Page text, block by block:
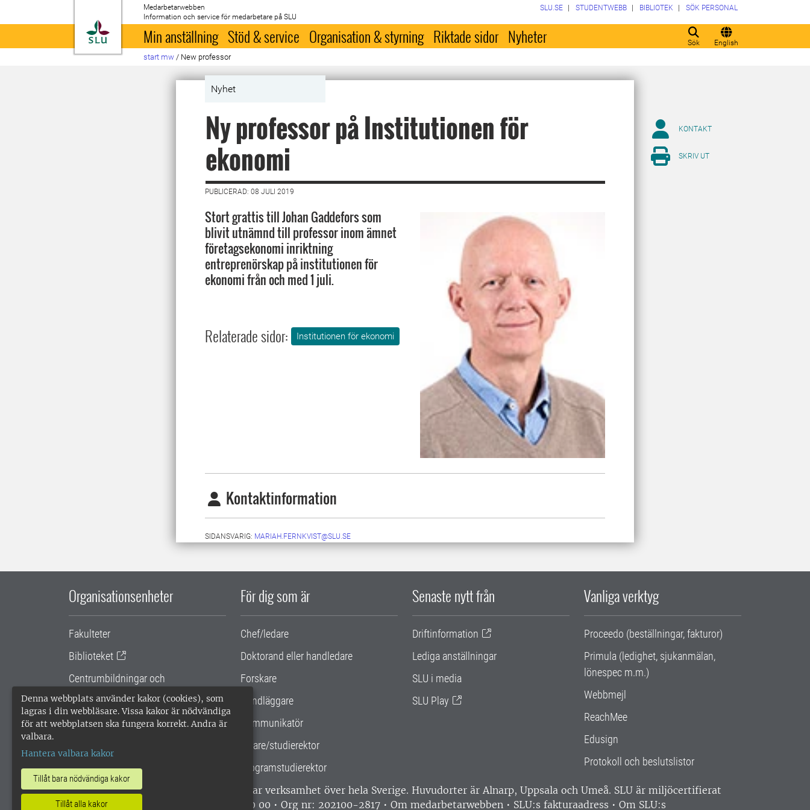
Denna webbplats använder kakor (cookies), som
lagras i din webbläsare. Vissa kakor är nödvändiga
för att webbplatsen ska fungera korrekt. Andra är
valbara.
Hantera valbara kakor
Tillåt bara nödvändiga kakor
Tillåt alla kakor
Till startsida
Medarbetarwebben
Information och service för medarbetare på SLU
Sök English
SLU.SE STUDENTWEBB BIBLIOTEK SÖK PERSONAL
Min anställning Stöd & service Organisation & styrning Riktade sidor Nyheter
start mw / New professor
Nyhet
Ny professor på Institutionen för
ekonomi
PUBLICERAD: 08 JULI 2019
Stort grattis till Johan Gaddefors som
blivit utnämnd till professor inom ämnet
företagsekonomi inriktning
entreprenörskap på institutionen för
ekonomi från och med 1 juli.
Relaterade sidor: Institutionen för ekonomi
Kontaktinformation
SIDANSVARIG: MARIAH.FERNKVIST@SLU.SE
KONTAKT
SKRIV UT
Organisationsenheter
Fakulteter
Biblioteket
Centrumbildningar och
samarbetsprojekt
Gemensamma verksamhetsstödet
För dig som är
Chef/ledare
Doktorand eller handledare
Forskare
Handläggare
Kommunikatör
Lärare/studierektor
Programstudierektor
Senaste nytt från
Driftinformation
Lediga anställningar
SLU i media
SLU Play
Vanliga verktyg
Proceedo (beställningar, fakturor)
Primula (ledighet, sjukanmälan,
lönespec m.m.)
Webbmejl
ReachMee
Edusign
Protokoll och beslutslistor
SLU, Sveriges lantbruksuniversitet, har verksamhet över hela Sverige. Huvudorter är Alnarp, Uppsala och Umeå. SLU är miljöcertifierat
enligt ISO 14001. •
Telefon: 018-67 10 00 • Org nr: 202100-2817 • Om medarbetarwebben • SLU:s fakturaadress • Om SLU:s